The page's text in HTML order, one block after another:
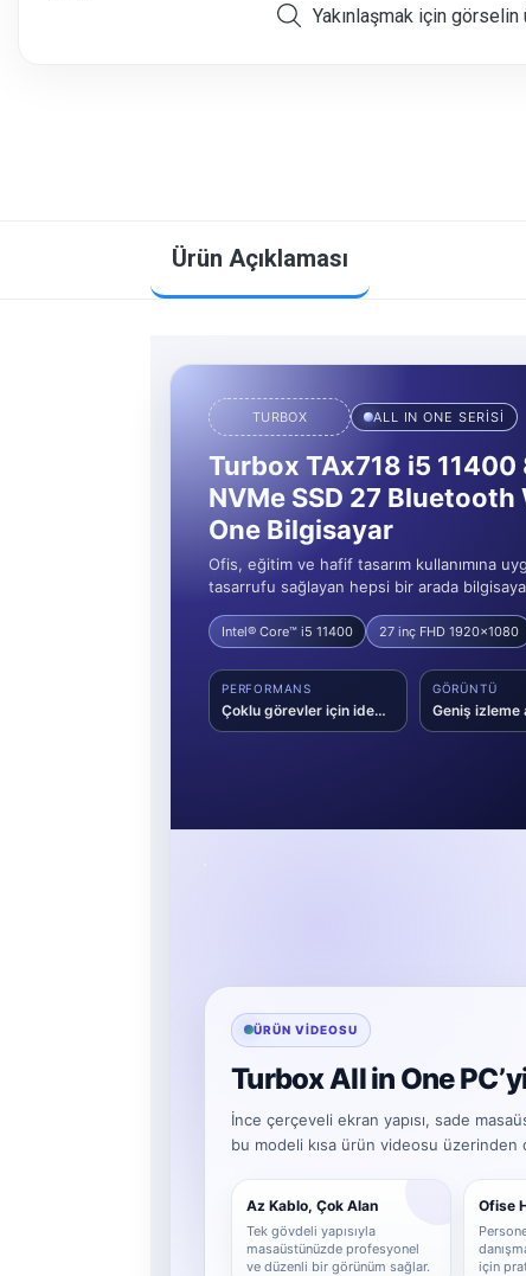
Yakınlaşmak için
Ürün Açıklaması
TURBOX ALL IN ONE SERİSİ
Turbox TAx718 i5 11400
NVMe SSD 27
One Bilgisayar
Ofis, eğitim ve hafif tasarım kullanımına
tasarrufu sağlayan hepsi bir arada
Intel® Core™ i5 11400 27 inç FHD 1920x1080
PERFORMANS
Çoklu görevler için ideal işlemci gücü
GÖRÜNTÜ
ÜRÜN VIDEOSU
Turbox All in One
İnce çerçeveli ekran yapısı, sade
bu modeli kısa ürün videosu üzerinden
Az Kablo, Çok Alan
Tek gövdeli yapısıyla
masaüstünüzde profesyonel
ve düzenli bir görünüm sağlar.
Ofise
için